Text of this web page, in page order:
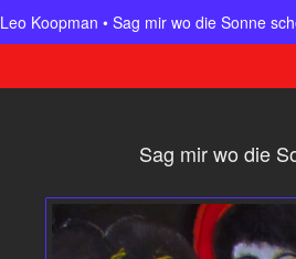
Leo Koopman
Sag mir wo die Sonne
Sag mir wo die